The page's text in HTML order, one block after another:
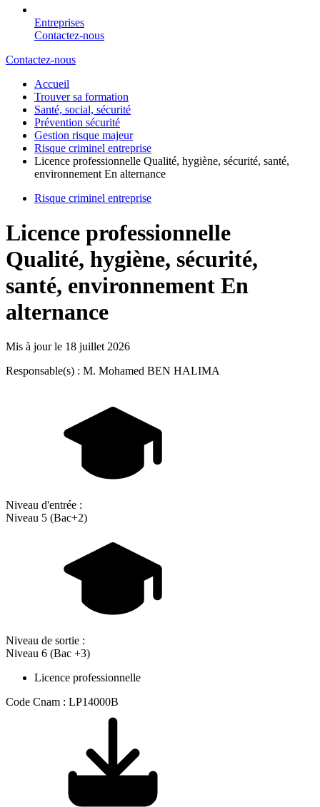
Entreprises
Contactez-nous
Contactez-nous
Accueil
Trouver sa formation
Santé, social, sécurité
Prévention sécurité
Gestion risque majeur
Risque criminel entreprise
Licence professionnelle Qualité, hygiène, sécurité, santé,
environnement En alternance
Risque criminel entreprise
Licence professionnelle
Qualité, hygiène, sécurité,
santé, environnement En
alternance
Mis à jour le 18 juillet 2026
Responsable(s) : M. Mohamed BEN HALIMA
Niveau d'entrée :
Niveau 5 (Bac+2)
Niveau de sortie :
Niveau 6 (Bac +3)
Licence professionnelle
Code Cnam : LP14000B